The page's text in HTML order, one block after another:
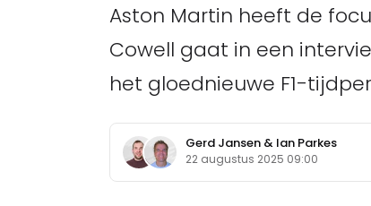
Aston Martin heeft de
Cowell gaat in een
het gloednieuwe F1-
Gerd Jansen & Ian Parkes
22 augustus 2025 09:00